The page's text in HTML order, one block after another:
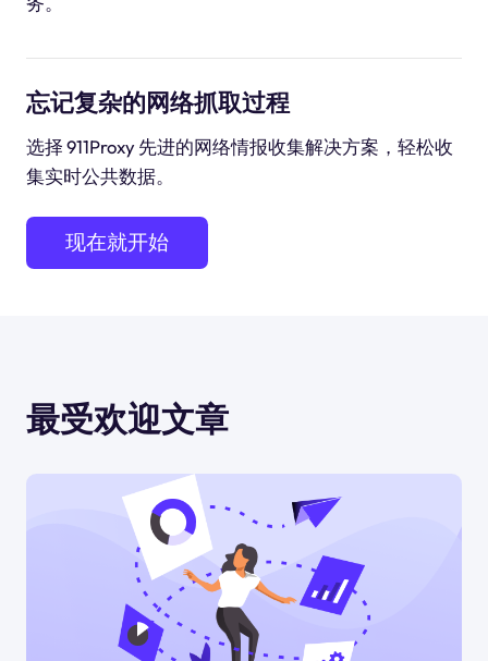
忘记复杂的网络抓取过程
选择 911Proxy 先进的网络情报收集解决方案，轻松收
集实时公共数据。
现在就开始
最受欢迎文章